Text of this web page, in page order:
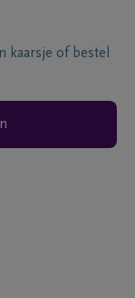
kaarsje of bestel